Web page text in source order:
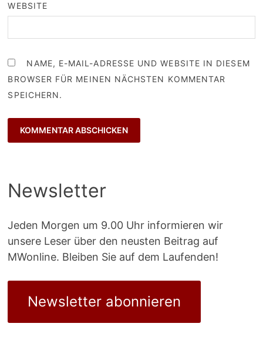
WEBSITE
NAME, E-MAIL-ADRESSE UND WEBSITE IN DIESEM
BROWSER FÜR MEINEN NÄCHSTEN KOMMENTAR
SPEICHERN.
Newsletter
Jeden Morgen um 9.00 Uhr informieren wir
unsere Leser über den neusten Beitrag auf
MWonline. Bleiben Sie auf dem Laufenden!
Newsletter abonnieren